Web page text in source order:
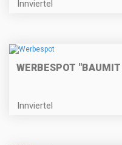
Innviertel
WERBESPOT
Innviertel